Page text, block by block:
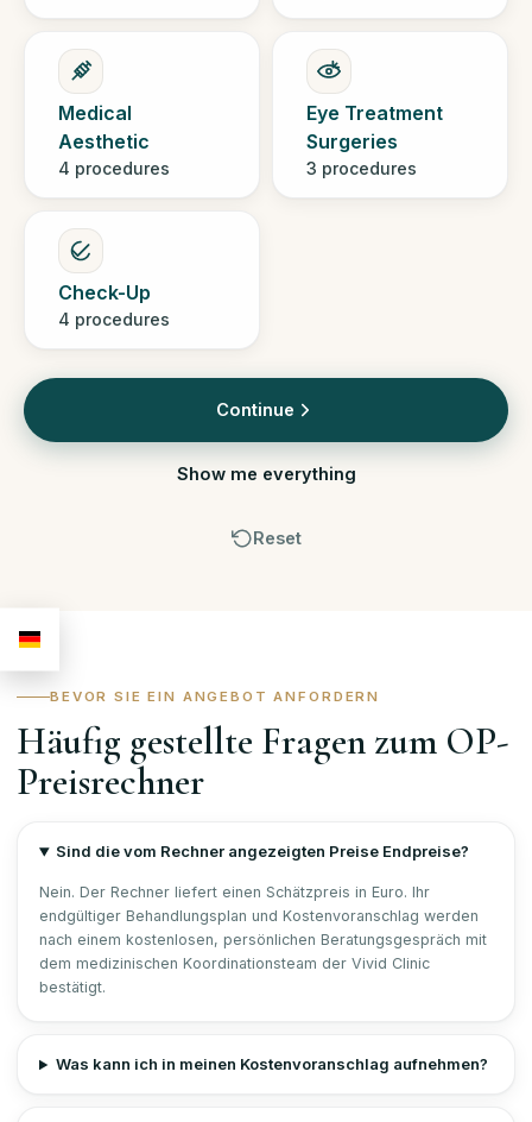
Medical
Aesthetic
4 procedures
Eye Treatment
Surgeries
3 procedures
Check-Up
4 procedures
Reset
Show me everything
Continue
BEVOR SIE EIN ANGEBOT ANFORDERN
Häufig gestellte Fragen zum OP-
Preisrechner
Sind die vom Rechner angezeigten Preise Endpreise?
Nein. Der Rechner liefert einen Schätzpreis in Euro. Ihr
endgültiger Behandlungsplan und Kostenvoranschlag werden
nach einem kostenlosen, persönlichen Beratungsgespräch mit
dem medizinischen Koordinationsteam der Vivid Clinic
bestätigt.
Was kann ich in meinen Kostenvoranschlag aufnehmen?